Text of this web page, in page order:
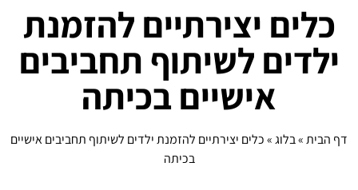
כלים יצירתיים להזמנת
ילדים לשיתוף תחביבים
אישיים בכיתה
דף הבית»בלוג»כלים יצירתיים להזמנת ילדים לשיתוף תחביבים אישיים
בכיתה